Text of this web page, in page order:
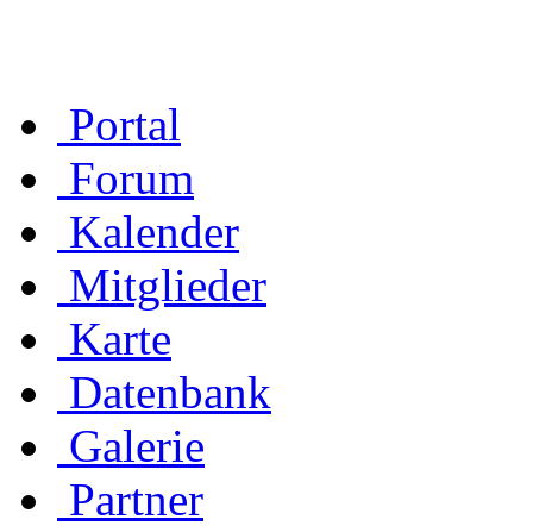
Portal
Forum
Kalender
Mitglieder
Karte
Datenbank
Galerie
Partner